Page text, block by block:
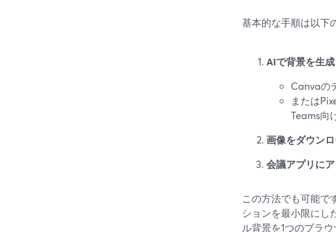
基本的な手順は以下
AIで背景を生
Canvaの
または
Teams向
画像をダウン
会議アプリに
この方法でも可能で
ションを最小限にし
ル背景を1つのブラ